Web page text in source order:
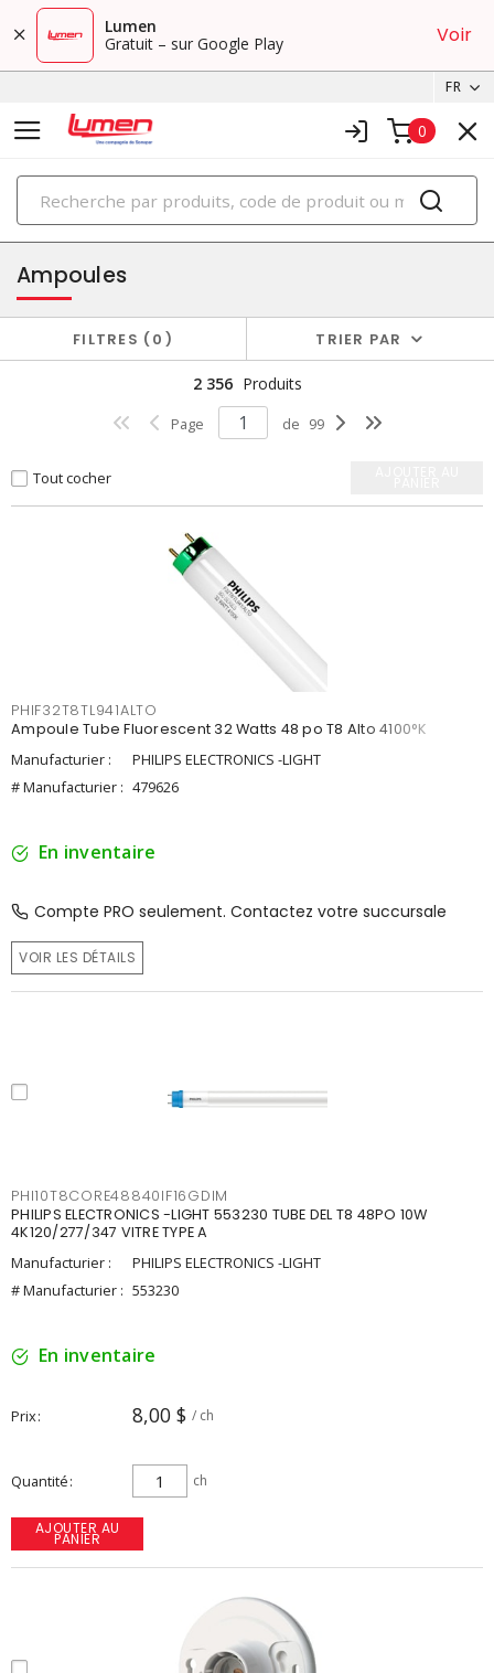
Lumen
Gratuit – sur Google Play
Voir
FR
0
PRODUITS
éclairage
Ampoules
FILTRES 0 TRIER PAR
2 356 Produits
Page de 99
Tout cocher
PHIF32T8TL941ALTO
Ampoule Tube Fluorescent 32 Watts 48 po T8 Alto 4100°K
Manufacturier :
PHILIPS ELECTRONICS -LIGHT
# Manufacturier : 479626
En inventaire
Compte PRO seulement. Contactez votre succursale
VOIR LES DÉTAILS
PHI10T8CORE48840IF16GDIM
PHILIPS ELECTRONICS -LIGHT 553230 TUBE DEL T8 48PO 10W
4K120/277/347 VITRE TYPE A
Manufacturier :
PHILIPS ELECTRONICS -LIGHT
# Manufacturier : 553230
En inventaire
Prix 8,00 $ / ch
Quantité ch
AJOUTER AU
PANIER